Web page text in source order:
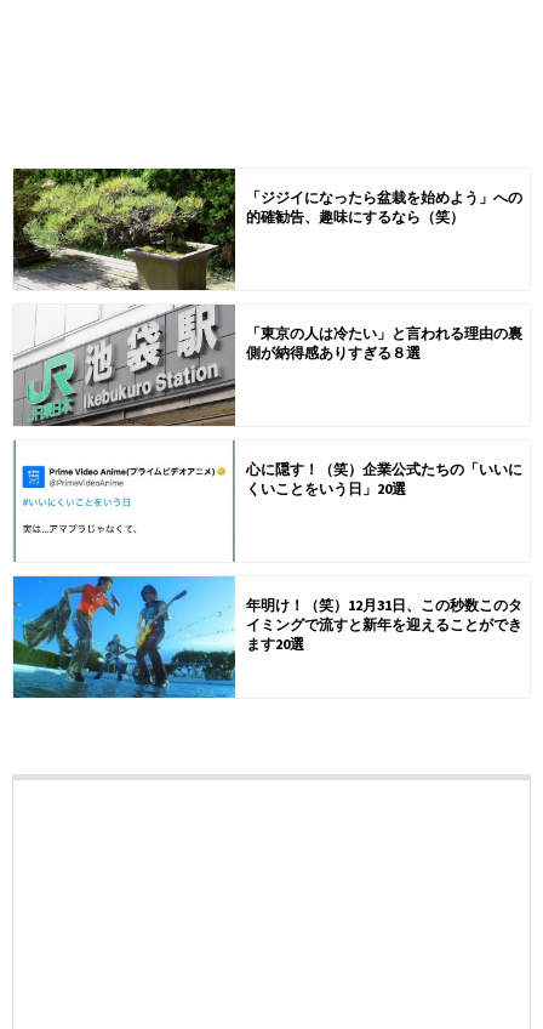
「ジジイになったら盆栽を始めよう」への
的確勧告、趣味にするなら（笑）
「東京の人は冷たい」と言われる理由の裏
側が納得感ありすぎる８選
心に隠す！（笑）企業公式たちの「いいに
くいことをいう日」20選
年明け！（笑）12月31日、この秒数このタ
イミングで流すと新年を迎えることができ
ます20選